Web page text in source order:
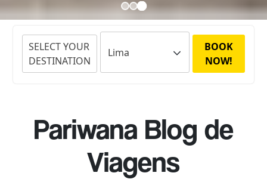
SELECT YOUR
DESTINATION
BOOK
NOW!
Pariwana Blog de
Viagens